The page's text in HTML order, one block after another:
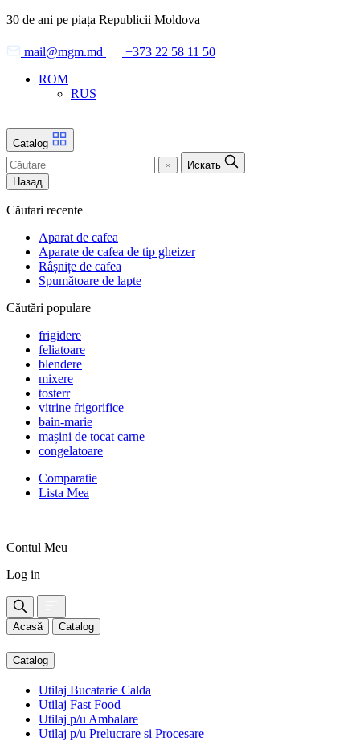
Skip
the
content
30 de ani pe piața Republicii Moldova
mail@mgm.md
+373 22 58 11 50
ROM
RUS
Catalog
Искать
Назад
Căutari recente
Aparat de cafea
Aparate de cafea de tip gheizer
Râșnițe de cafea
Spumătoare de lapte
Căutări populare
frigidere
feliatoare
blendere
mixere
tosterr
vitrine frigorifice
bain-marie
mașini de tocat carne
congelatoare
Comparatie
Lista Mea
Contul Meu
Log in
Acasă Catalog
Catalog
Utilaj Bucatarie Calda
Utilaj Fast Food
Utilaj p/u Ambalare
Utilaj p/u Prelucrare si Procesare